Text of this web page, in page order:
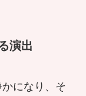
演出
になり、そ